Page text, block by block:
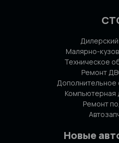
Малярно-
Техническое
Ремонт
Дополнительное
Компьютерная
Ремонт
Новые